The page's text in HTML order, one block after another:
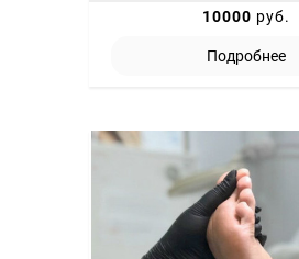
10000 руб.
Подробнее